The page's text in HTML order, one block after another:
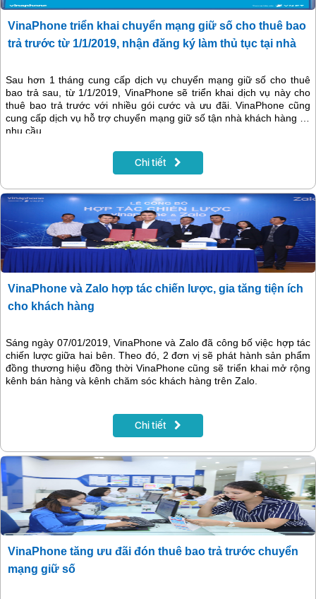
VinaPhone triển khai chuyển mạng giữ số cho thuê bao
trả trước từ 1/1/2019, nhận đăng ký làm thủ tục tại nhà
Sau hơn 1 tháng cung cấp dịch vụ chuyển mạng giữ số cho thuê
bao trả sau, từ 1/1/2019, VinaPhone sẽ triển khai dịch vụ này cho
thuê bao trả trước với nhiều gói cước và ưu đãi. VinaPhone cũng
cung cấp dịch vụ hỗ trợ chuyển mạng giữ số tận nhà khách hàng có
nhu cầu.
Chi tiết
VinaPhone và Zalo hợp tác chiến lược, gia tăng tiện ích
cho khách hàng
Sáng ngày 07/01/2019, VinaPhone và Zalo đã công bố việc hợp tác
chiến lược giữa hai bên. Theo đó, 2 đơn vị sẽ phát hành sản phẩm
đồng thương hiệu đồng thời VinaPhone cũng sẽ triển khai mở rộng
kênh bán hàng và kênh chăm sóc khách hàng trên Zalo.
Chi tiết
VinaPhone tăng ưu đãi đón thuê bao trả trước chuyển
mạng giữ số